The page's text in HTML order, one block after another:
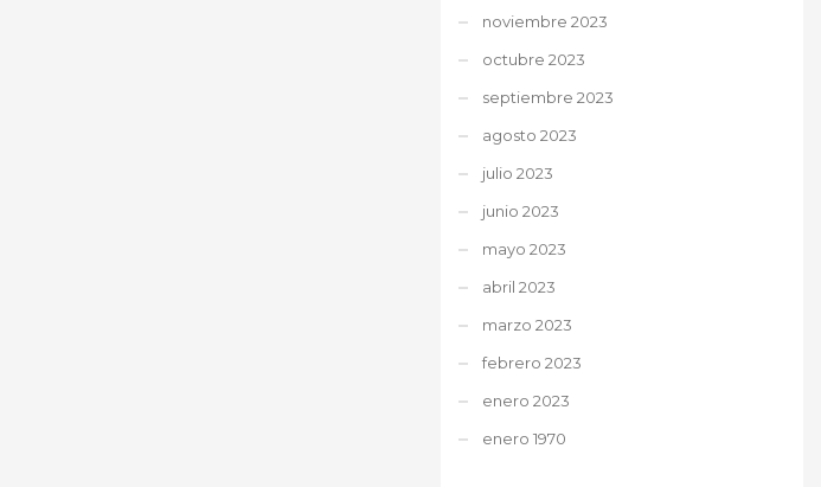
noviembre 2023
octubre 2023
septiembre 2023
agosto 2023
julio 2023
junio 2023
mayo 2023
abril 2023
marzo 2023
febrero 2023
enero 2023
enero 1970